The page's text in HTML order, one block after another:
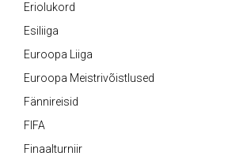
Eriolukord
Esiliiga
Euroopa Liiga
Euroopa Meistrivõistlused
Fännireisid
FIFA
Finaalturniir